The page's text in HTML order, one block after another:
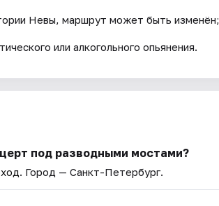
Невы, маршрут может быть изменён;
или алкогольного опьянения.
под разводными мостами?
. Город — Санкт-Петербург.